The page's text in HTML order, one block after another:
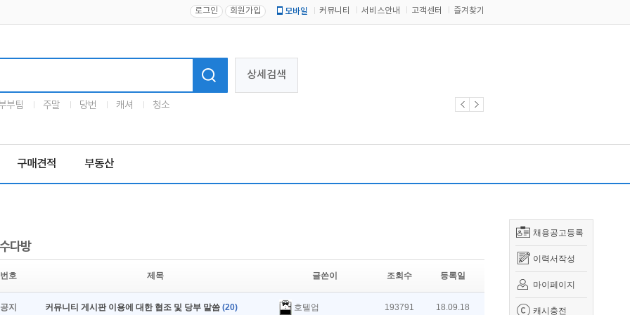
로그인 회원가입 모바일 커뮤니티 서비스안내 고객센터 즐겨찾기
상세검색
부팀 주말 당번 캐셔 청소
구매견적 부동산
채용공고등록
이력서작성
마이페이지
캐시충전
다방
번호 제목 글쓴이 조회수 등록일
공지 커뮤니티 게시판 이용에 대한 협조 및 당부 말씀 (20) 호텔업 193791 18.09.18